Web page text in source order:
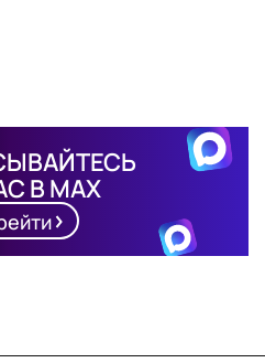
В MAX